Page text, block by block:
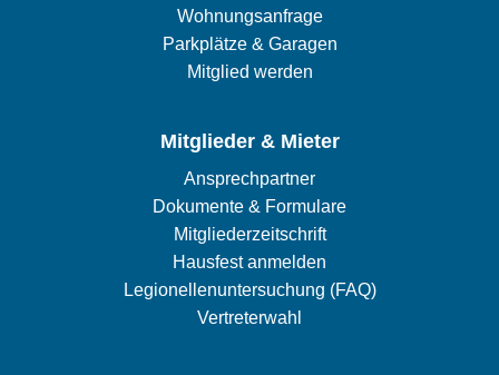
Wohnungsanfrage
Parkplätze & Garagen
Mitglied werden
Mitglieder & Mieter
Ansprechpartner
Dokumente & Formulare
Mitgliederzeitschrift
Hausfest anmelden
Legionellenuntersuchung (FAQ)
Vertreterwahl